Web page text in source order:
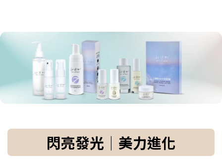
閃亮發光｜美力進化